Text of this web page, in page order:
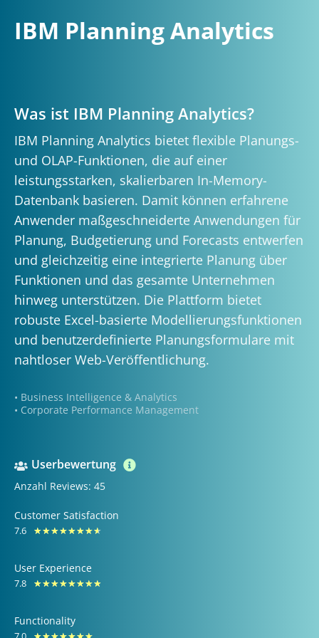
IBM Planning Analytics
Was ist IBM Planning Analytics?
IBM Planning Analytics bietet flexible Planungs-
und OLAP-Funktionen, die auf einer
leistungsstarken, skalierbaren In-Memory-
Datenbank basieren. Damit können erfahrene
Anwender maßgeschneiderte Anwendungen für
Planung, Budgetierung und Forecasts entwerfen
und gleichzeitig eine integrierte Planung über
Funktionen und das gesamte Unternehmen
hinweg unterstützen. Die Plattform bietet
robuste Excel-basierte Modellierungsfunktionen
und benutzerdefinierte Planungsformulare mit
nahtloser Web-Veröffentlichung.
• Business Intelligence & Analytics
• Corporate Performance Management
Userbewertung
Anzahl Reviews: 45
Customer Satisfaction
7.6 ★★★★★★★★
User Experience
7.8 ★★★★★★★★
Functionality